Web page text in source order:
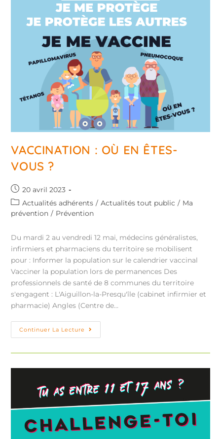
VACCINATION : OÙ EN ÊTES-
VOUS ?
20 avril 2023
Actualités adhérents / Actualités tout public / Ma
prévention / Prévention
Du mardi 2 au vendredi 12 mai, médecins généralistes,
infirmiers et pharmaciens du territoire se mobilisent
pour : Informer la population sur le calendrier vaccinal
Vacciner la population lors de permanences Des
professionnels de santé de 8 communes du territoire
s'engagent : L'Aiguillon-la-Presqu'île (cabinet infirmier et
pharmacie) Angles (Centre de…
Continuer La Lecture